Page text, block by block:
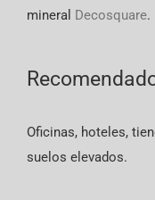
mineral Decosquare.
Oficinas, hoteles,
suelos elevados.